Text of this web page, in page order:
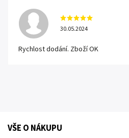
30.05.2024
Rychlost dodání. Zboží OK
VŠE O NÁKUPU